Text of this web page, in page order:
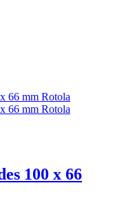
100 x 66